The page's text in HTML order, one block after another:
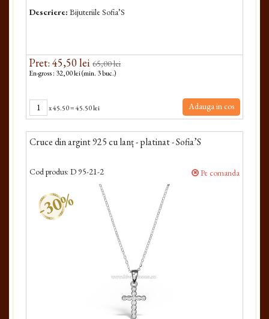
Descriere: Bijuteriile Sofia’S
Pret: 45,50 lei 65,00 lei
En-gross : 32,00 lei (min. 3 buc.)
x45.50=45.50 lei Adauga in cos
Cruce din argint 925 cu lanț - platinat - Sofia’S
Cod produs: D 95-21-2 Pe comanda
-30%